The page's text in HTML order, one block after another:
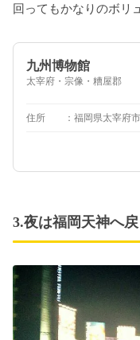
回ってもかなりのボリ
九州博物館
太宰府・宗像・糟屋郡
住所 福岡県太宰府
3.夜は福岡天神へ